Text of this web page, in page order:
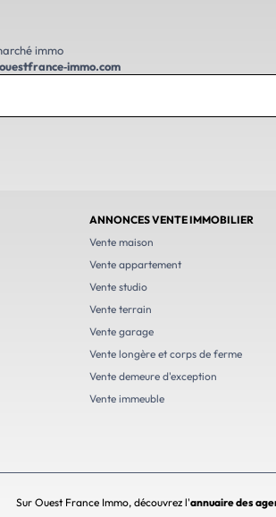
immo
ouestfrance‑immo.com
ANNONCES VENTE IMMOBILIER
Vente maison
Vente appartement
Vente studio
Vente terrain
Vente garage
Vente longère et corps de ferme
Vente demeure d'exception
Vente immeuble
Sur Ouest France Immo, découvrez l'annuaire des